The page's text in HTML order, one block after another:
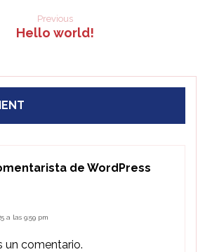
Previous
Hello world!
de WordPress
a las 9:59 pm
un comentario.